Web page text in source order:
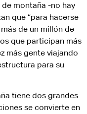
montaña -no hay
que “para hacerse
de un millón de
que participan más
más gente viajando
para su
tiene dos grandes
se convierte en